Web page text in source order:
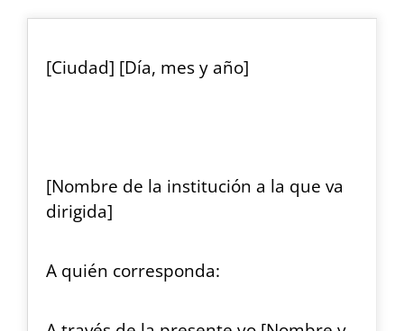
[Ciudad] [Día, mes y año]
[Nombre de la institución a la que va
dirigida]
A quién corresponda: